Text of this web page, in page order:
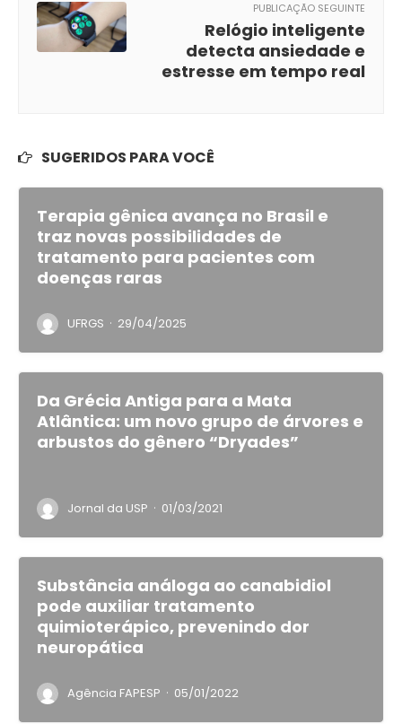
PUBLICAÇÃO SEGUINTE
Relógio inteligente
detecta ansiedade e
estresse em tempo real
SUGERIDOS PARA VOCÊ
Terapia gênica avança no Brasil e
traz novas possibilidades de
tratamento para pacientes com
doenças raras
UFRGS · 29/04/2025
Da Grécia Antiga para a Mata
Atlântica: um novo grupo de árvores e
arbustos do gênero “Dryades”
Jornal da USP · 01/03/2021
Substância análoga ao canabidiol
pode auxiliar tratamento
quimioterápico, prevenindo dor
neuropática
Agência FAPESP · 05/01/2022